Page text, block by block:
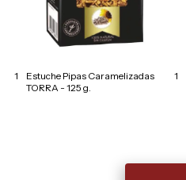
1
Estuche Pipas Caramelizadas
TORRA - 125 g.
1